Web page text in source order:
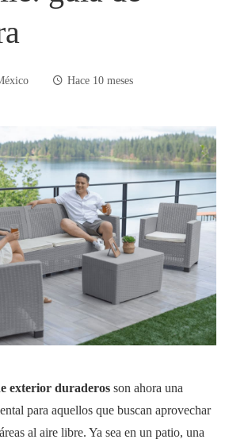
Hace 10 meses
exterior duraderos son ahora una
para aquellos que buscan aprovechar
al aire libre. Ya sea en un patio, una